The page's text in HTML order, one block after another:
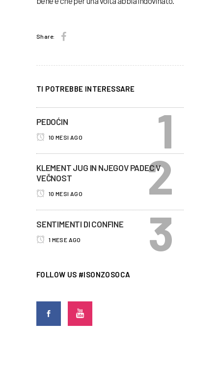
Share:
TI POTREBBE INTERESSARE
PEDOĆIN
10 MESI AGO
KLEMENT JUG IN NJEGOV PADEC V
VEČNOST
10 MESI AGO
SENTIMENTI DI CONFINE
1 MESE AGO
FOLLOW US #ISONZOSOCA